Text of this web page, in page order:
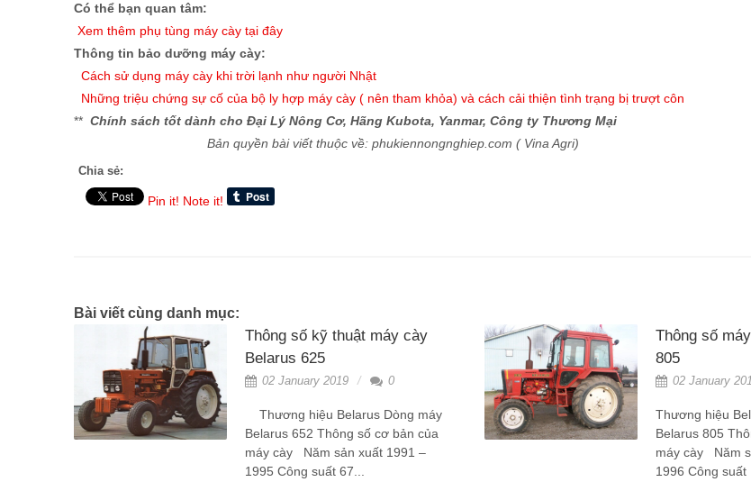
Có thể bạn quan tâm:
Xem thêm phụ tùng máy cày tại đây
Thông tin bảo dưỡng máy cày:
Cách sử dụng máy cày khi trời lạnh như người Nhật
Những triệu chứng sự cố của bộ ly hợp máy cày ( nên tham khỏa) và cách cải thiện tình trạng bị trượt côn
** Chính sách tốt dành cho Đại Lý Nông Cơ, Hãng Kubota, Yanmar, Công ty Thương Mại
Bản quyền bài viết thuộc về: phukiennongnghiep.com ( Vina Agri)
Chia sẻ:
Pin it! Note it!
Bài viết cùng danh mục:
Thông số kỹ thuật máy cày
Belarus 625
02 January 2019 0
Thương hiệu Belarus Dòng máy
Belarus 652 Thông số cơ bản của
máy cày Năm sản xuất 1991 –
1995 Công suất 67...
Thông số
805
02 January
Thương hiệu
Belarus 805
máy cày Năm
1996 Công suất